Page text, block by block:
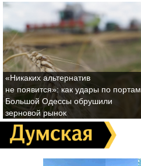
«Никаких альтернатив
не появится»: как удары по портам
Большой Одессы обрушили
зерновой рынок